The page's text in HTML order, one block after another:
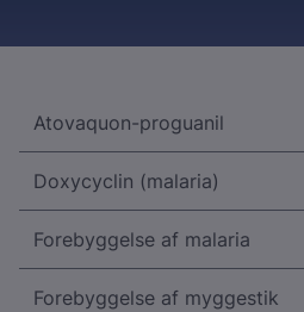
Atovaquon-proguanil
Doxycyclin (malaria)
Forebyggelse af malaria
Forebyggelse af myggestik